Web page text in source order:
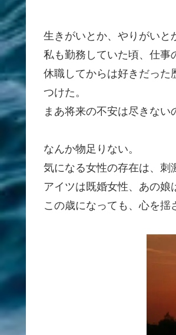
生きがいとか、やりがいと
私も勤務していた頃、仕事
休職してからは好きだった
つけた。
まあ将来の不安は尽きない
なんか物足りない。
気になる女性の存在は、刺
アイツは既婚女性、あの娘
この歳になっても、心を揺